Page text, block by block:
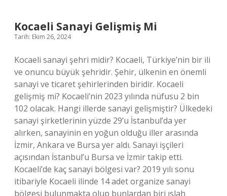
Kocaeli Sanayi Gelişmiş Mi
Tarih: Ekim 26, 2024
Kocaeli sanayi şehri midir? Kocaeli, Türkiye’nin bir ili
ve onuncu büyük şehridir. Şehir, ülkenin en önemli
sanayi ve ticaret şehirlerinden biridir. Kocaeli
gelişmiş mi? Kocaeli’nin 2023 yılında nüfusu 2 bin
102 olacak. Hangi illerde sanayi gelişmiştir? Ülkedeki
sanayi şirketlerinin yüzde 29’u İstanbul’da yer
alırken, sanayinin en yoğun olduğu iller arasında
İzmir, Ankara ve Bursa yer aldı. Sanayi işçileri
açısından İstanbul’u Bursa ve İzmir takip etti.
Kocaeli’de kaç sanayi bölgesi var? 2019 yılı sonu
itibariyle Kocaeli ilinde 14 adet organize sanayi
bölgesi bulunmakta olup bunlardan biri ıslah